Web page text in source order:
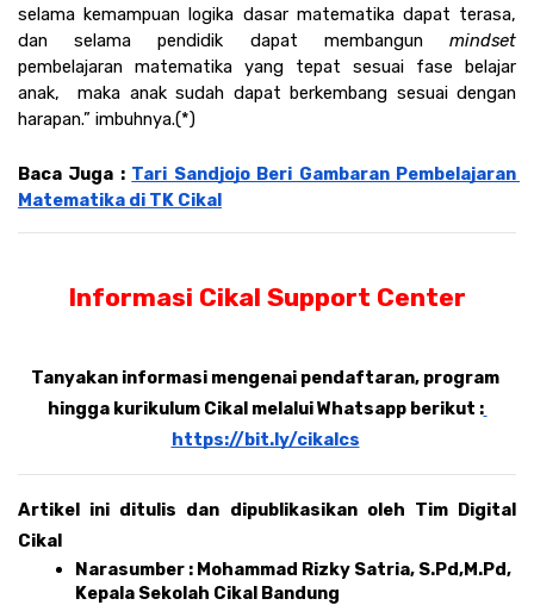
selama kemampuan logika dasar matematika dapat terasa,
dan selama pendidik dapat membangun
pembelajaran matematika yang tepat sesuai fase belajar
anak,  maka anak sudah dapat berkembang sesuai dengan
harapan.” imbuhnya.(*)
Baca Juga : Tari Sandjojo Beri Gambaran Pembelajaran
Matematika di TK Cikal
Informasi Cikal Support Center
Tanyakan informasi mengenai pendaftaran, program
hingga kurikulum Cikal melalui Whatsapp berikut :
https://bit.ly/cikalcs
Artikel ini ditulis dan dipublikasikan oleh Tim Digital
Cikal
Narasumber : Mohammad Rizky Satria, S.Pd,M.Pd,
Kepala Sekolah Cikal Bandung